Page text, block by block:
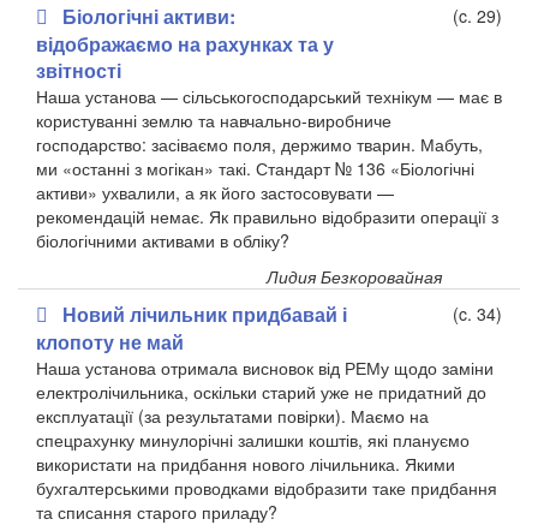
Біологічні активи:
відображаємо на рахунках та у
звітності
(c. 29)
Наша установа — сільськогосподарський технікум — має в
користуванні землю та навчально-виробниче
господарство: засіваємо поля, держимо тварин. Мабуть,
ми «останні з могікан» такі. Стандарт № 136 «Біологічні
активи» ухвалили, а як його застосовувати —
рекомендацій немає. Як правильно відобразити операції з
біологічними активами в обліку?
Лидия Безкоровайная
Новий лічильник придбавай і
клопоту не май
(c. 34)
Наша установа отримала висновок від РЕМу щодо заміни
електролічильника, оскільки старий уже не придатний до
експлуатації (за результатами повірки). Маємо на
спецрахунку минулорічні залишки коштів, які плануємо
використати на придбання нового лічильника. Якими
бухгалтерськими проводками відобразити таке придбання
та списання старого приладу?